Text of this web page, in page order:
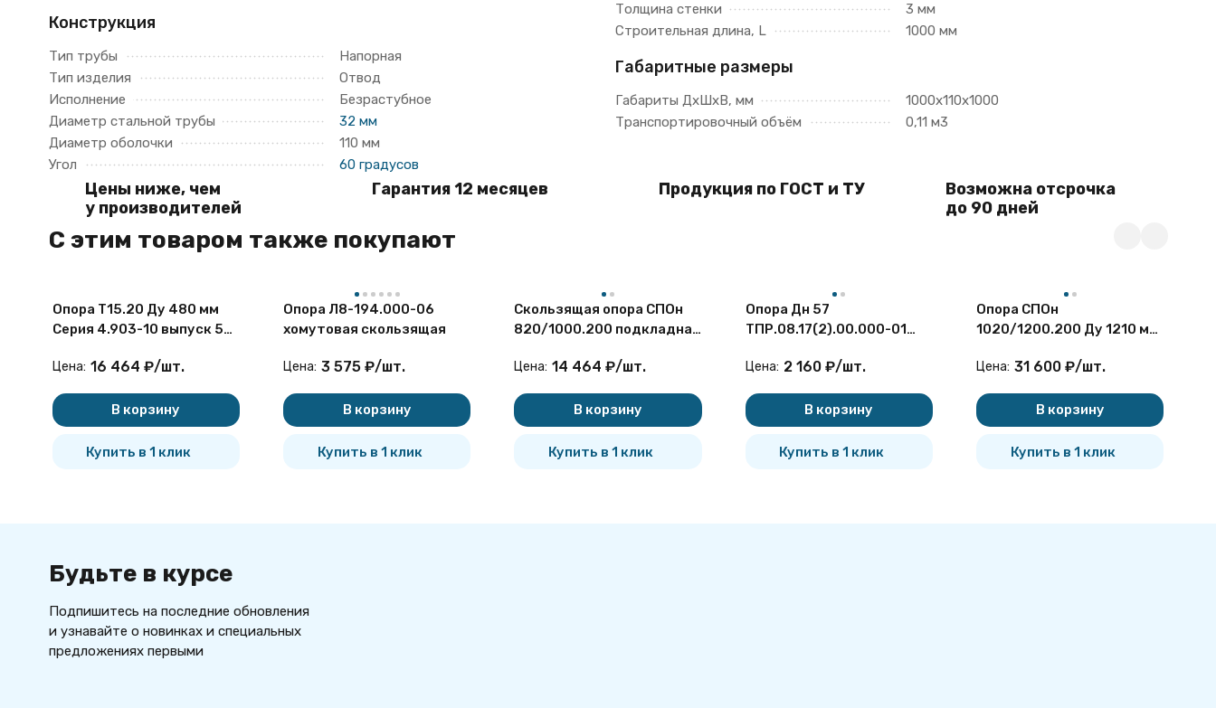
Конструкция
Тип трубы
Напорная
Тип изделия
Отвод
Исполнение
Безрастубное
Диаметр стальной трубы
32 мм
Диаметр оболочки
110 мм
Угол
60 градусов
Толщина стенки
3 мм
Строительная длина, L
1000 мм
Габаритные размеры
Габариты ДхШхВ, мм
1000х110х1000
Транспортировочный объём
0,11 м3
Цены ниже, чем
у производителей
Гарантия 12 месяцев Продукция по ГОСТ и ТУ
Возможна отсрочка
до 90 дней
C этим товаром также покупают
Опора Т15.20 Ду 480 мм
Серия 4.903-10 выпуск 5
Цена: 16 464 ₽/шт.
В корзину
Купить в 1 клик
Опора Л8-194.000-06
хомутовая скользящая
Цена: 3 575 ₽/шт.
В корзину
Купить в 1 клик
Скользящая опора СПОн
820/1000.200 подкладная
Цена: 14 464 ₽/шт.
В корзину
Купить в 1 клик
Опора Дн 57
ТПР.08.17(2).00.000-01
стальная
Цена: 2 160 ₽/шт.
В корзину
Купить в 1 клик
Опора СПОн
1020/1200.200 Ду 1210 мм
для труб в ППУ
Цена: 31 600 ₽/шт.
В корзину
Купить в 1 клик
Будьте в курсе
Подпишитесь на последние обновления
и узнавайте о новинках и специальных
предложениях первыми